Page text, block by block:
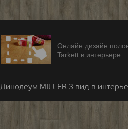
Онлайн дизайн
Tarkett в интерьере
Линолеум MILLER 3 вид в